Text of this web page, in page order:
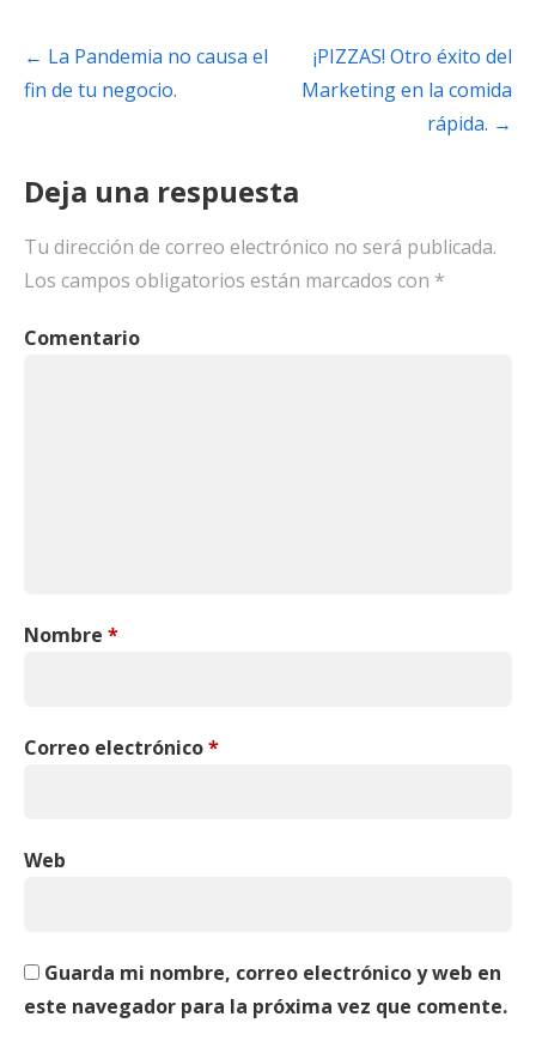
← La Pandemia no causa el
fin de tu negocio.
¡PIZZAS! Otro éxito del
Marketing en la comida
rápida. →
Deja una respuesta
Tu dirección de correo electrónico no será publicada.
Los campos obligatorios están marcados con *
Comentario
Nombre *
Correo electrónico*
Web
Guarda mi nombre, correo electrónico y web en
este navegador para la próxima vez que comente.